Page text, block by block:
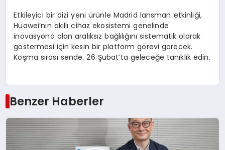
Etkileyici bir dizi yeni ürünle Madrid lansman etkinliği,
Huawei’nin akıllı cihaz ekosistemi genelinde
inovasyona olan aralıksız bağlılığını sistematik olarak
göstermesi için kesin bir platform görevi görecek.
Koşma sırası sende. 26 Şubat’ta geleceğe tanıklık edin.
Benzer Haberler